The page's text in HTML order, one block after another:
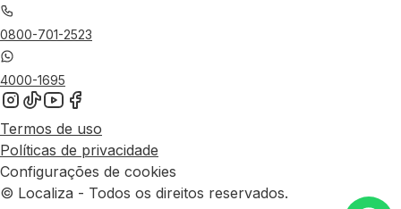
0800-701-2523
4000-1695
Termos de uso
Políticas de privacidade
Configurações de cookies
© Localiza - Todos os direitos reservados.